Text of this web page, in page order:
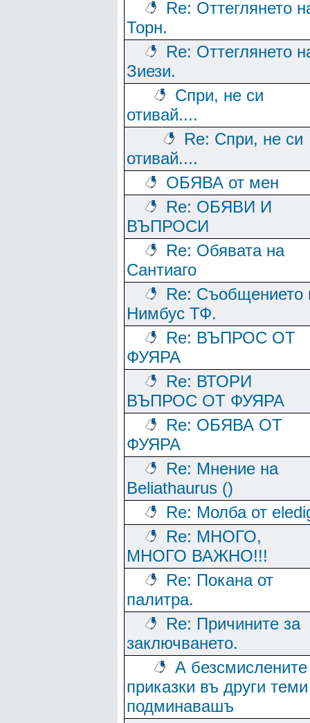
Re: Оттеглянето
Торн.
Re: Оттеглянето
Зиези.
Спри, не си
отивай....
Re: Спри, не си
отивай....
ОБЯВА от мен
Re: ОБЯВИ И
ВЪПРОСИ
Re: Обявата на
Сантиаго
Re: Съобщението
Нимбус ТФ.
Re: ВЪПРОС ОТ
ФУЯРА
Re: ВТОРИ
ВЪПРОС ОТ ФУЯРА
Re: ОБЯВА ОТ
ФУЯРА
Re: Мнение на
Beliathaurus ()
Re: Молба от
Re: МНОГО,
МНОГО ВАЖНО!!!
Re: Покана от
палитра.
Re: Причините за
заключването.
А безсмислените
приказки въ други теми
подминавашъ